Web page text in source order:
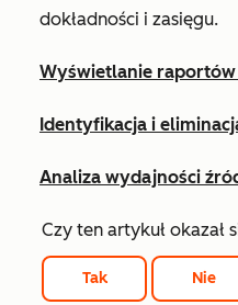
dokładności i zasięgu.
Wyświetlanie
Identyfikacja i
Analiza wydajności
Czy ten artykuł okazał
Tak Nie